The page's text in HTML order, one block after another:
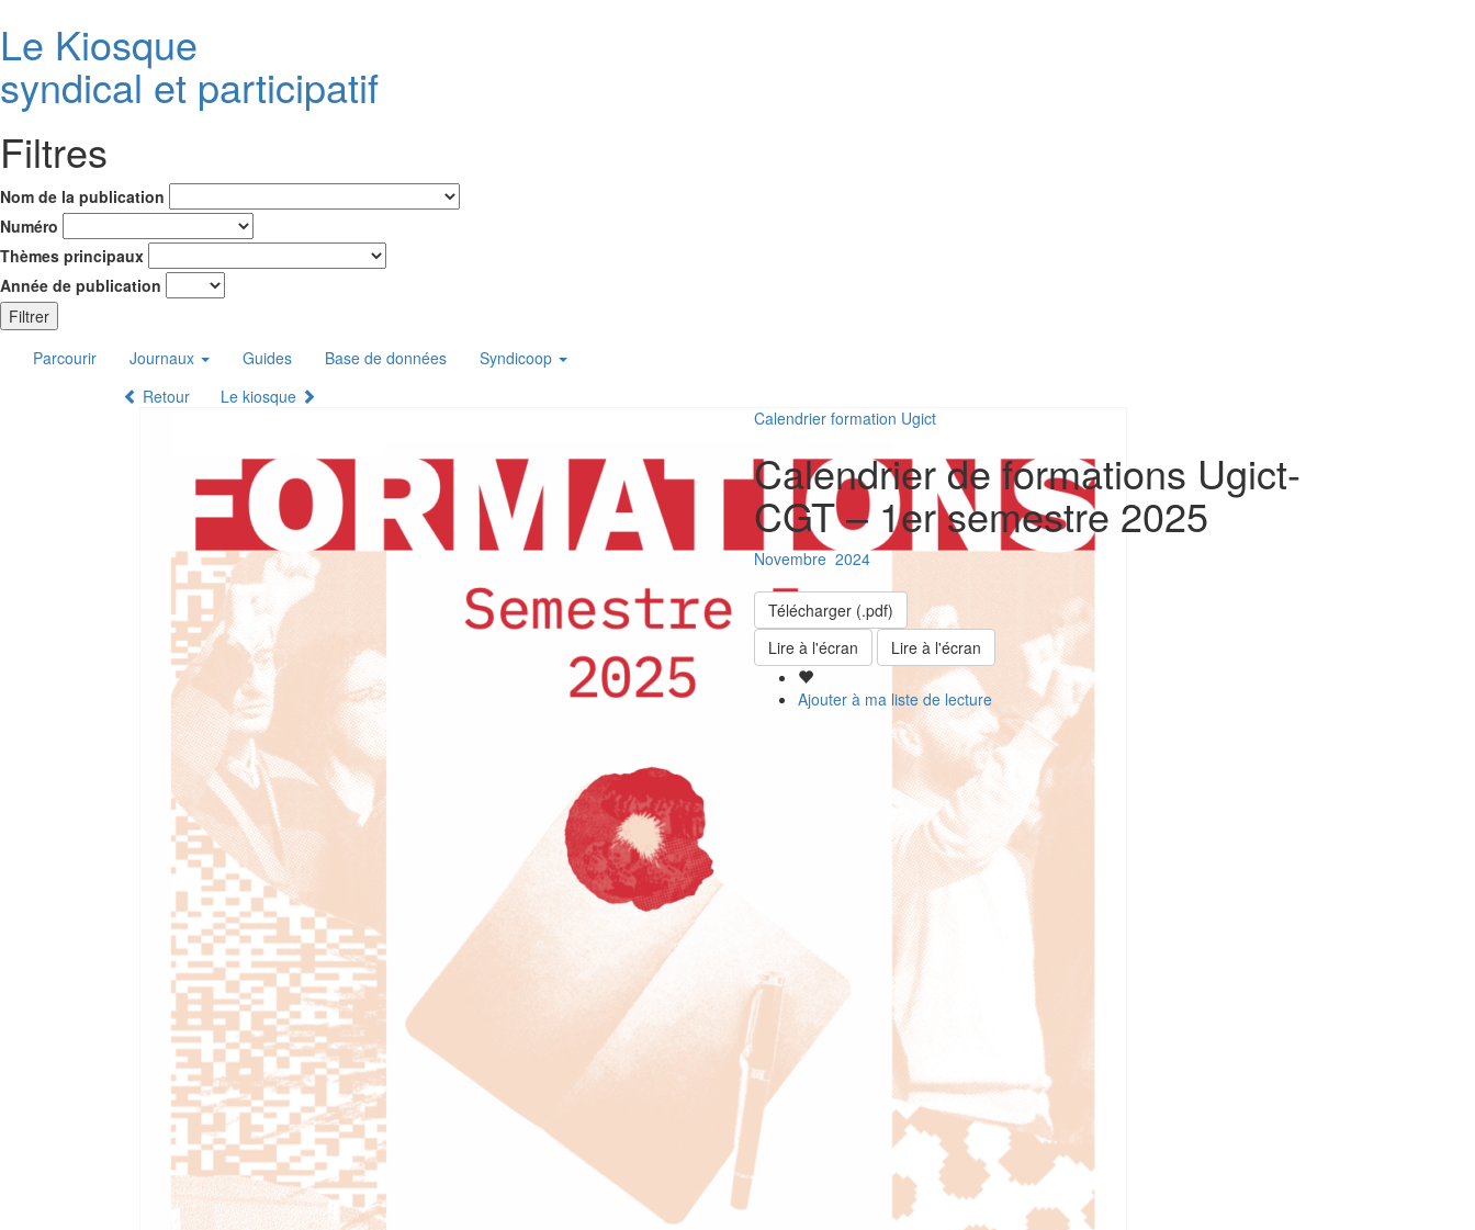
Le Kiosque
syndical et participatif
Filtres
Nom de la publication
Numéro
Thèmes principaux
Année de publication
Filtrer
Parcourir
Journaux Guides Base de données
Syndicoop
Retour
Le kiosque
Calendrier formation Ugict
Calendrier de formations Ugict-
CGT – 1er semestre 2025
Novembre 2024
Télécharger (.pdf)
Lire à l'écran
Lire à l'écran
Ajouter à ma liste de lecture